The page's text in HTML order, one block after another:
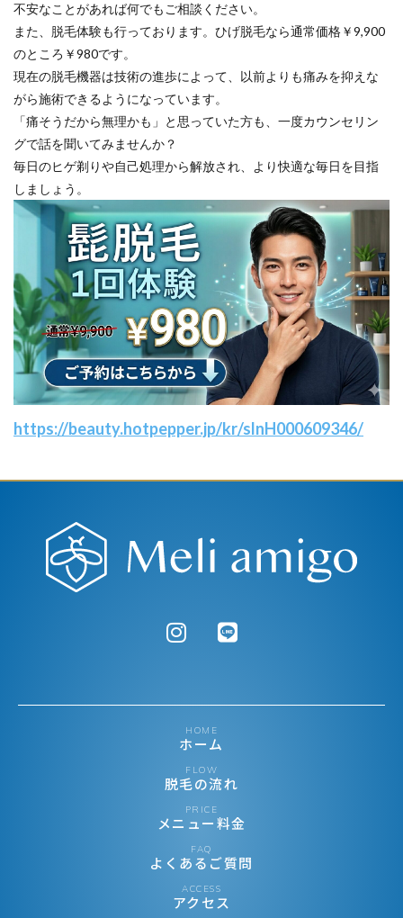
不安なことがあれば何でもご相談ください。
また、脱毛体験も行っております。ひげ脱毛なら通常価格￥9,900
のところ￥980です。
現在の脱毛機器は技術の進歩によって、以前よりも痛みを抑えな
がら施術できるようになっています。
「痛そうだから無理かも」と思っていた方も、一度カウンセリン
グで話を聞いてみませんか？
毎日のヒゲ剃りや自己処理から解放され、より快適な毎日を目指
しましょう。
https://beauty.hotpepper.jp/kr/slnH000609346/
HOME
ホーム
FLOW
脱毛の流れ
PRICE
メニュー料金
FAQ
よくあるご質問
ACCESS
アクセス